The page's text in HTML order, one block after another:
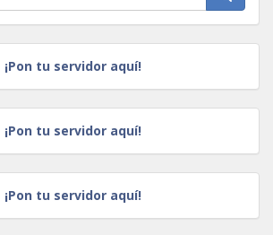
¡Pon tu servidor aquí!
¡Pon tu servidor aquí!
¡Pon tu servidor aquí!